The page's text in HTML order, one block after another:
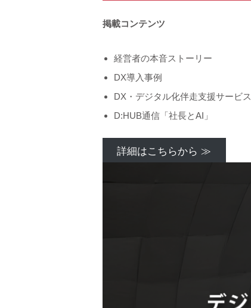
掲載コンテンツ
経営者の本音ストーリー
DX導入事例
DX・デジタル化伴走支援サービス
D:HUB通信「社長とAI」
詳細はこちらから ≫